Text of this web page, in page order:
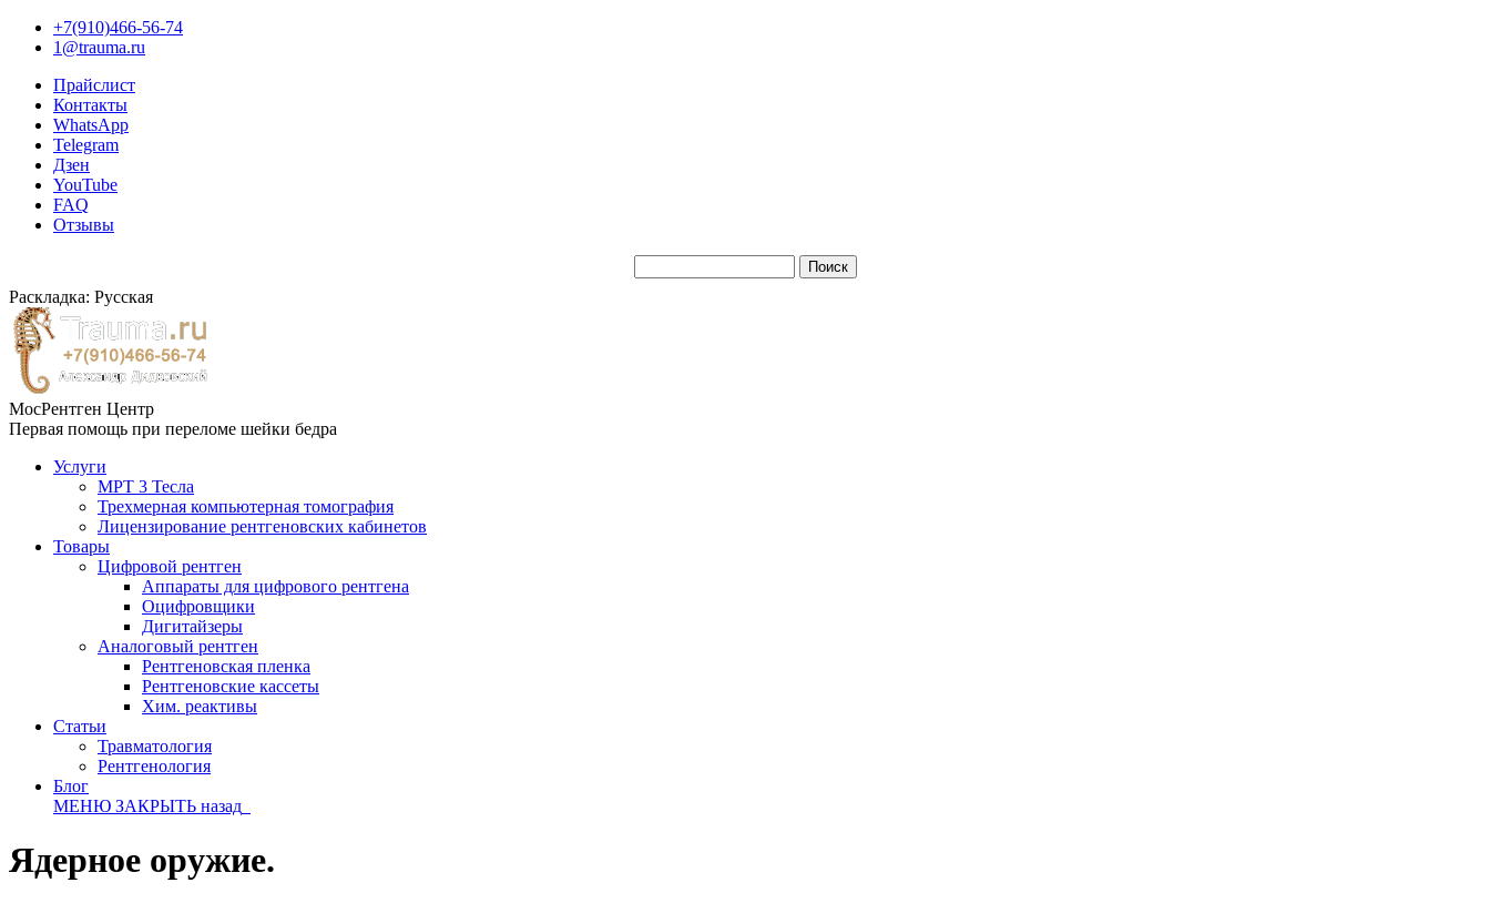
+7(910)466-56-74
1@trauma.ru
Прайслист
Контакты
WhatsApp
Telegram
Дзен
YouTube
FAQ
Отзывы
Раскладка: Русская
МосРентген Центр
Первая помощь при переломе шейки бедра
Услуги
МРТ 3 Тесла
Трехмерная компьютерная томография
Лицензирование рентгеновских кабинетов
Товары
Цифровой рентген
Аппараты для цифрового рентгена
Оцифровщики
Дигитайзеры
Аналоговый рентген
Рентгеновская пленка
Рентгеновские кассеты
Хим. реактивы
Статьи
Травматология
Рентгенология
Блог
МЕНЮ ЗАКРЫТЬ назад
Ядерное оружие.